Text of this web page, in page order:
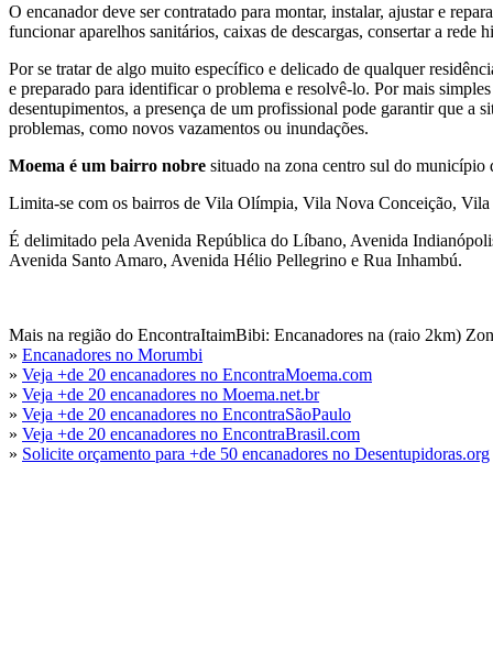
O encanador deve ser contratado para montar, instalar, ajustar e
funcionar aparelhos sanitários, caixas de descargas, consertar a
Por se tratar de algo muito específico e delicado de qualquer
e preparado para identificar o problema e resolvê-lo. Por mais
desentupimentos, a presença de um profissional pode garantir que a
problemas, como novos vazamentos ou inundações.
Moema é um bairro nobre situado na zona centro sul do município
Limita-se com os bairros de Vila Olímpia, Vila Nova Conceição,
É delimitado pela Avenida República do Líbano, Avenida
Avenida Santo Amaro, Avenida Hélio Pellegrino e Rua Inhambú.
Mais na região do EncontraItaimBibi: Encanadores na (raio 2km)
» Encanadores no Morumbi
» Veja +de 20 encanadores no EncontraMoema.com
» Veja +de 20 encanadores no Moema.net.br
» Veja +de 20 encanadores no EncontraSãoPaulo
» Veja +de 20 encanadores no EncontraBrasil.com
» Solicite orçamento para +de 50 encanadores no Desentupidoras.org